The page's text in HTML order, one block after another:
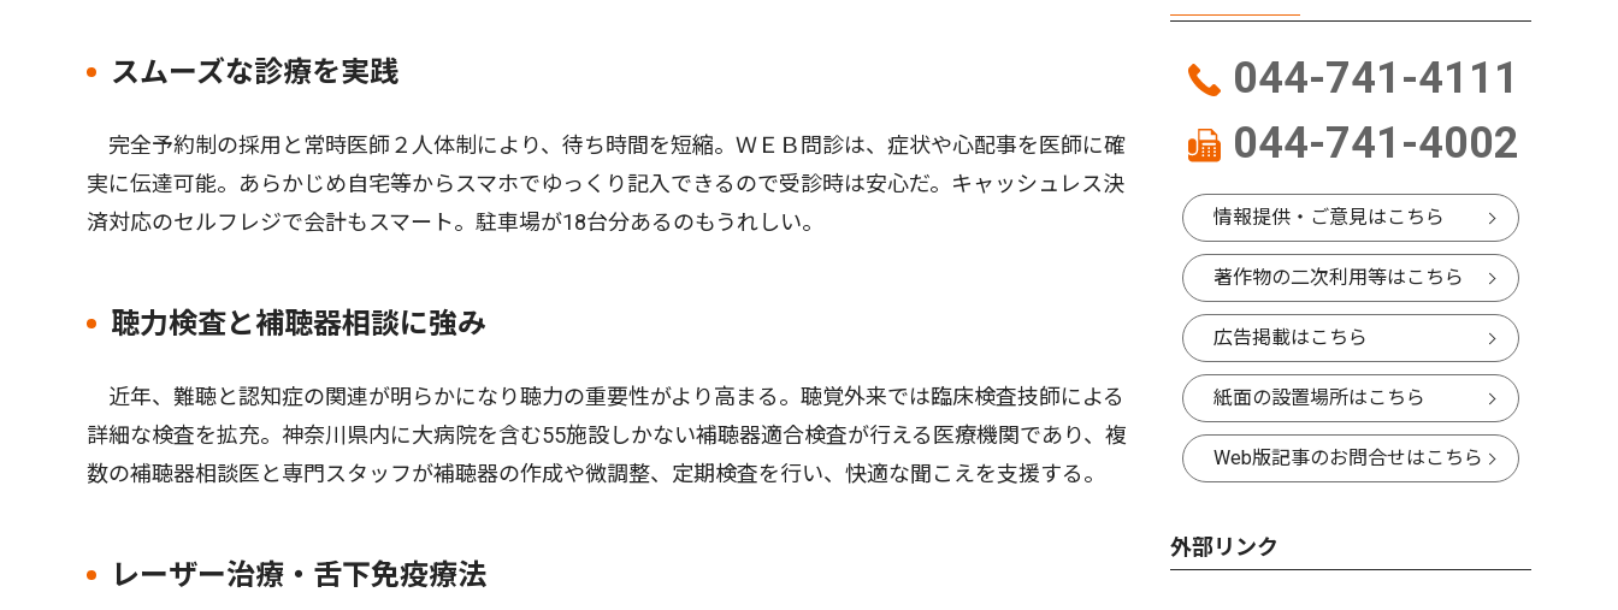
スムーズな診療を実践
完全予約制の採用と常時医師２人体制により、待ち時間を短縮。ＷＥＢ問診は、症状や心配事を医師に確
実に伝達可能。あらかじめ自宅等からスマホでゆっくり記入できるので受診時は安心だ。キャッシュレス決
済対応のセルフレジで会計もスマート。駐車場が18台分あるのもうれしい。
聴力検査と補聴器相談に強み
近年、難聴と認知症の関連が明らかになり聴力の重要性がより高まる。聴覚外来では臨床検査技師による
詳細な検査を拡充。神奈川県内に大病院を含む55施設しかない補聴器適合検査が行える医療機関であり、複
数の補聴器相談医と専門スタッフが補聴器の作成や微調整、定期検査を行い、快適な聞こえを支援する。
レーザー治療・舌下免疫療法
044-741-4111
044-741-4002
情報提供・ご意見はこちら
著作物の二次利用等はこちら
広告掲載はこちら
紙面の設置場所はこちら
Web版記事のお問合せはこちら
外部リンク